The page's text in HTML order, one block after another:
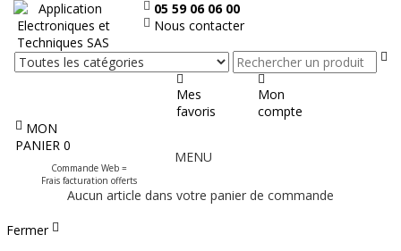
05 59 06 06 00
Nous contacter
Mes
favoris
Mon
compte
MON
PANIER 0
Commande Web =
Frais facturation offerts
le
MENU
Aucun article dans votre panier de commande
Fermer